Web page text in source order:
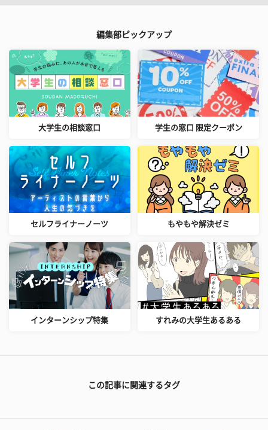
編集部ピックアップ
大学生の相談窓口 学生の窓口 限定クーポン
セルフライナーノーツ もやもや解決ゼミ
インターンシップ特集 すれみの大学生あるある
この記事に関連するタグ